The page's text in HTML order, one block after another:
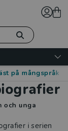
på mångspråk
och unga
i serien